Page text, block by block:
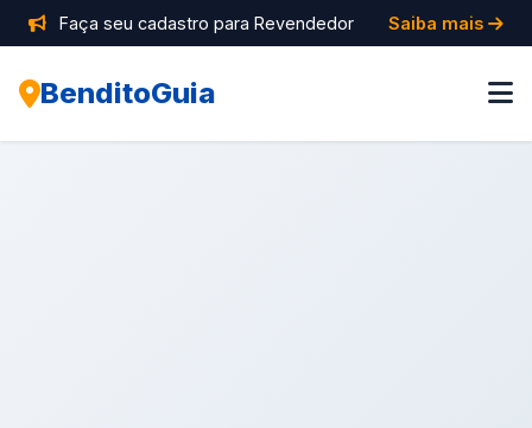
Faça seu cadastro para Revendedor Saiba mais
BenditoGuia